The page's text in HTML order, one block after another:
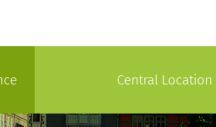
Central Location